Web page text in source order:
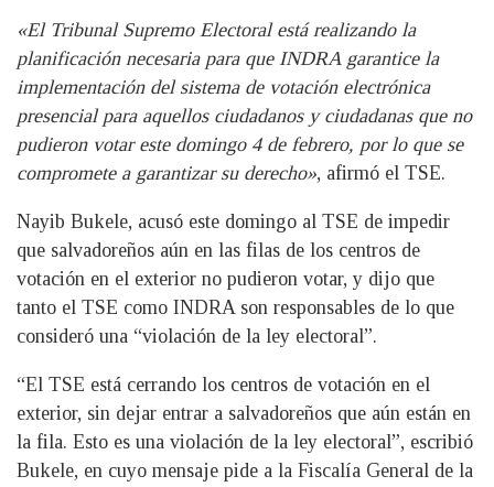
«El Tribunal Supremo Electoral está realizando la
planificación necesaria para que INDRA garantice la
implementación del sistema de votación electrónica
presencial para aquellos ciudadanos y ciudadanas que no
pudieron votar este domingo 4 de febrero, por lo que se
compromete a garantizar su derecho», afirmó el TSE.
Nayib Bukele, acusó este domingo al TSE de impedir
que salvadoreños aún en las filas de los centros de
votación en el exterior no pudieron votar, y dijo que
tanto el TSE como INDRA son responsables de lo que
consideró una “violación de la ley electoral”.
“El TSE está cerrando los centros de votación en el
exterior, sin dejar entrar a salvadoreños que aún están en
la fila. Esto es una violación de la ley electoral”, escribió
Bukele, en cuyo mensaje pide a la Fiscalía General de la